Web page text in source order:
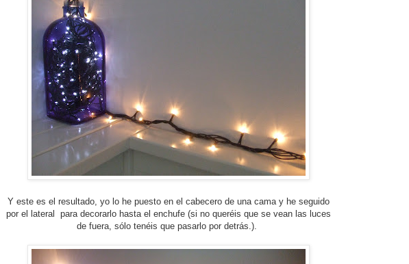
Y este es el resultado, yo lo he puesto en el cabecero de una cama y he seguido
por el lateral para decorarlo hasta el enchufe (si no queréis que se vean las luces
de fuera, sólo tenéis que pasarlo por detrás.).